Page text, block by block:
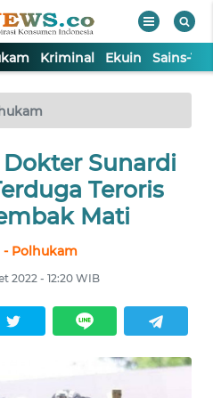
Kriminal Ekuin Sains-
Sunardi
Teroris
Mati
- Polhukam
2022 - 12:20 WIB